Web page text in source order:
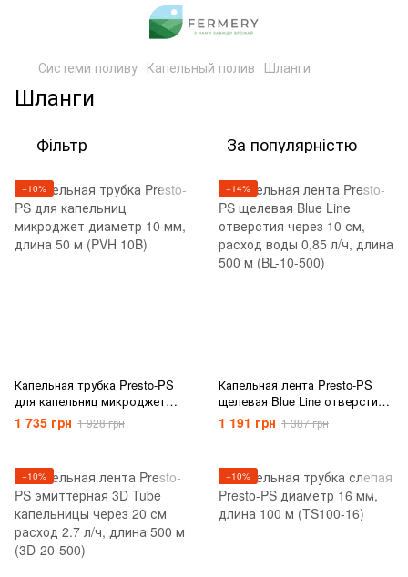
Системи поливу Капельный полив Шланги
Шланги
Фільтр За популярністю
−10%
Капельная трубка Presto-PS
для капельниц микроджет
диаметр 10 мм, длина 50 м
(PVH 10B)
1 735 грн 1 928 грн
−14%
Капельная лента Presto-PS
щелевая Blue Line отверстия
через 10 см, расход воды
0,85 л/ч, длина 500 м (BL-10-
1 191 грн 1 387 грн
−10% −10%